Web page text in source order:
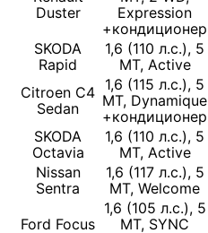
Duster
Expression
+кондиционер
SKODA
Rapid
1,6 (110 л.с.), 5
МТ, Active
Citroen C4
Sedan
1,6 (115 л.с.), 5
МТ, Dynamique
+кондиционер
SKODA
Octavia
1,6 (110 л.с.), 5
МТ, Active
Nissan
Sentra
1,6 (117 л.с.), 5
МТ, Welcome
Ford Focus
1,6 (105 л.с.), 5
МТ, SYNC